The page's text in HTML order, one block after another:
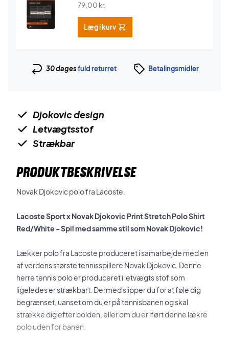
79,00 kr.
Læg i kurv
30 dagesfuld returret Betalingsmidler
Djokovic design
Letvægtsstof
Strækbar
PRODUKTBESKRIVELSE
Novak Djokovic polo fra Lacoste.
Lacoste Sport x Novak Djokovic Print Stretch Polo Shirt
Red/White - Spil med samme stil som Novak Djokovic!
Lækker polo fra Lacoste produceret i samarbejde med en
af verdens største tennisspillere Novak Djokovic. Denne
herre tennis polo er produceret i letvægts stof som
ligeledes er strækbart. Dermed slipper du for at føle dig
begrænset, uanset om du er på tennisbanen og skal
strække dig efter bolden, eller om du er iført denne lækre
polo uden for banen.